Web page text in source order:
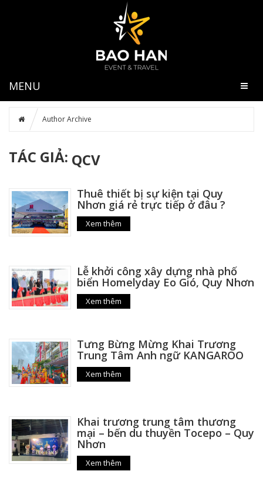
MENU
Author Archive
TÁC GIẢ: QCV
Thuê thiết bị sự kiện tại Quy
Nhơn giá rẻ trực tiếp ở đâu ?
Xem thêm
Lễ khởi công xây dựng nhà phố
biển Homelyday Eo Gió, Quy Nhơn
Xem thêm
Tưng Bừng Mừng Khai Trương
Trung Tâm Anh ngữ KANGAROO
Xem thêm
Khai trương trung tâm thương
mại – bến du thuyền Tocepo – Quy
Nhơn
Xem thêm